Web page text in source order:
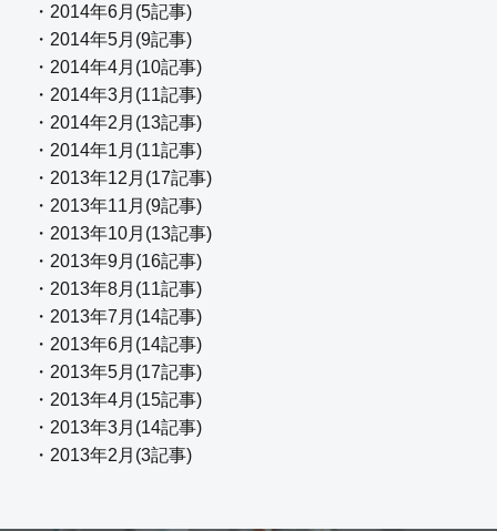
・2014年6月(5記事)
・2014年5月(9記事)
・2014年4月(10記事)
・2014年3月(11記事)
・2014年2月(13記事)
・2014年1月(11記事)
・2013年12月(17記事)
・2013年11月(9記事)
・2013年10月(13記事)
・2013年9月(16記事)
・2013年8月(11記事)
・2013年7月(14記事)
・2013年6月(14記事)
・2013年5月(17記事)
・2013年4月(15記事)
・2013年3月(14記事)
・2013年2月(3記事)